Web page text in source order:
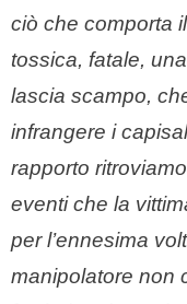
ciò che comporta
tossica, fatale,
lascia scampo,
infrangere i
rapporto ritroviamo
eventi che la
per l’ennesima
manipolatore non